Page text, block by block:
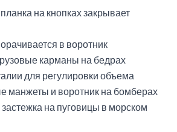
на кнопках закрывает
в воротник
карманы на бедрах
для регулировки объема
манжеты и воротник на бомберах
на пуговицы в морском